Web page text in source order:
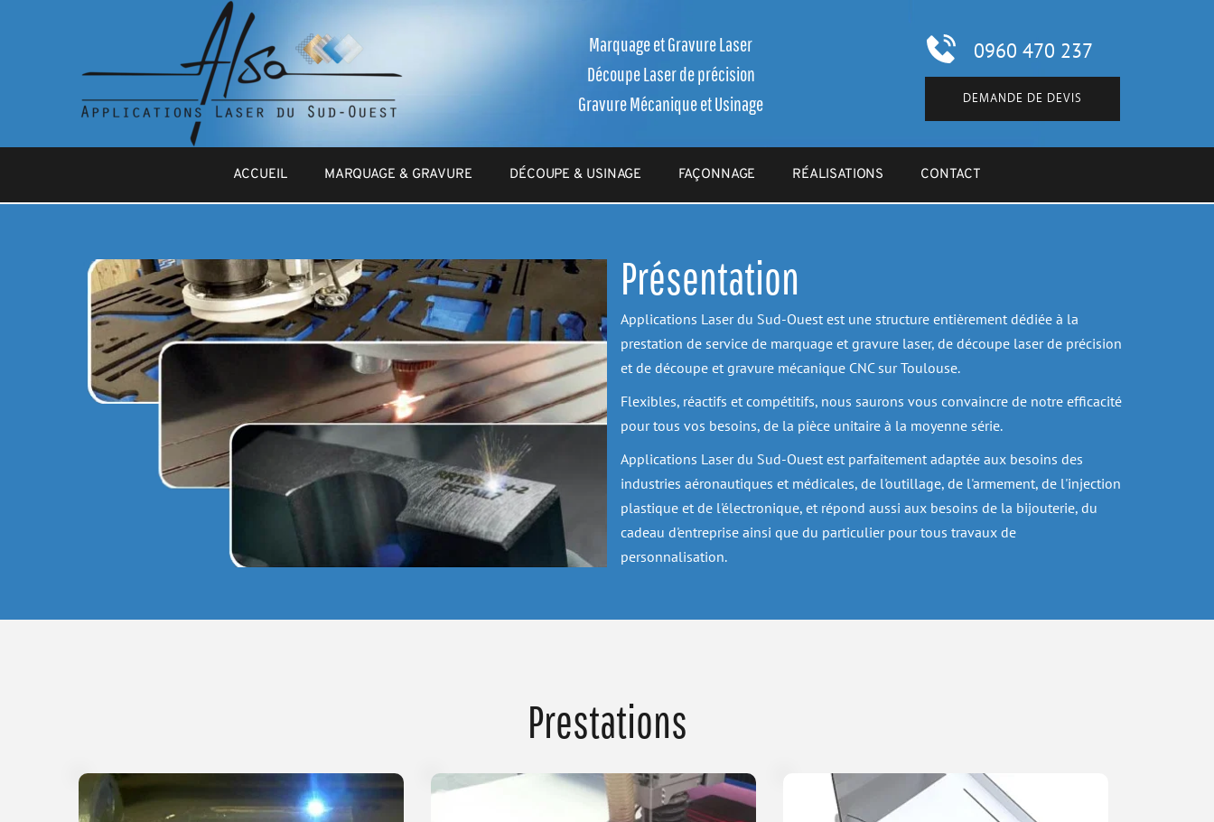
Marquage et Gravure Laser
Découpe Laser de précision
Gravure Mécanique et Usinage
0960 470 237
DEMANDE DE DEVIS
ACCUEIL MARQUAGE & GRAVURE DÉCOUPE & USINAGE FAÇONNAGE RÉALISATIONS CONTACT
Présentation
Applications Laser du Sud-Ouest est une structure entièrement dédiée à la
prestation de service de marquage et gravure laser, de découpe laser de précision
et de découpe et gravure mécanique CNC sur Toulouse.
Flexibles, réactifs et compétitifs, nous saurons vous convaincre de notre efficacité
pour tous vos besoins, de la pièce unitaire à la moyenne série.
Applications Laser du Sud-Ouest est parfaitement adaptée aux besoins des
industries aéronautiques et médicales, de l'outillage, de l'armement, de l'injection
plastique et de l'électronique, et répond aussi aux besoins de la bijouterie, du
cadeau d'entreprise ainsi que du particulier pour tous travaux de
personnalisation.
Prestations